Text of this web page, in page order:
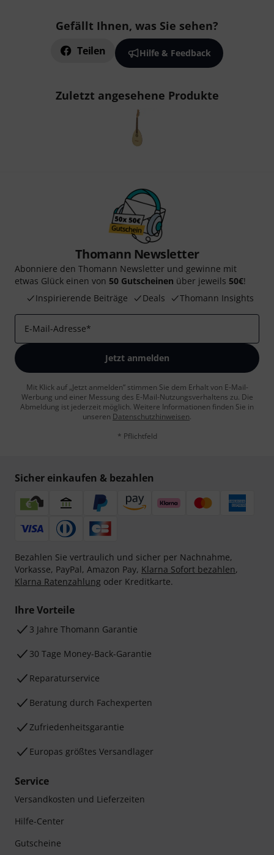
Gefällt Ihnen, was Sie sehen?
Teilen Hilfe & Feedback
Zuletzt angesehene Produkte
Thomann Newsletter
Abonniere den Thomann Newsletter und gewinne mit
etwas Glück einen von 50 Gutscheinen über jeweils 50€!
Inspirierende Beiträge
Deals Thomann Insights
E-Mail-Adresse*
Jetzt anmelden
Mit Klick auf „Jetzt anmelden“ stimmen Sie dem Erhalt von E-Mail-
Werbung und einer Messung des E-Mail-Nutzungsverhaltens zu. Die
Abmeldung ist jederzeit möglich. Weitere Informationen finden Sie in
unseren Datenschutzhinweisen.
* Pflichtfeld
Sicher einkaufen & bezahlen
Bezahlen Sie vertraulich und sicher per Nachnahme,
Vorkasse, PayPal, Amazon Pay, Klarna Sofort bezahlen,
Klarna Ratenzahlung oder Kreditkarte.
Ihre Vorteile
3 Jahre Thomann Garantie
30 Tage Money-Back-Garantie
Reparaturservice
Beratung durch Fachexperten
Zufriedenheitsgarantie
Europas größtes Versandlager
Service
Versandkosten und Lieferzeiten
Hilfe-Center
Gutscheine